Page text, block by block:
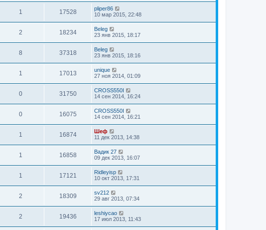
1 17528
pliper86
10 мар 2015, 22:48
2 18234
Beleg
23 янв 2015, 18:17
8 37318
Beleg
23 янв 2015, 18:16
1 17013
unique
27 ноя 2014, 01:09
0 31750
CROSS550I
14 сен 2014, 16:24
0 16075
CROSS550I
14 сен 2014, 16:21
1 16874
Шеф
11 дек 2013, 14:38
1 16858
Вадик 27
09 дек 2013, 16:07
1 17121
Ridleyisp
10 окт 2013, 17:31
2 18309
sv212
29 авг 2013, 07:34
2 19436
leshiycao
17 июл 2013, 11:43